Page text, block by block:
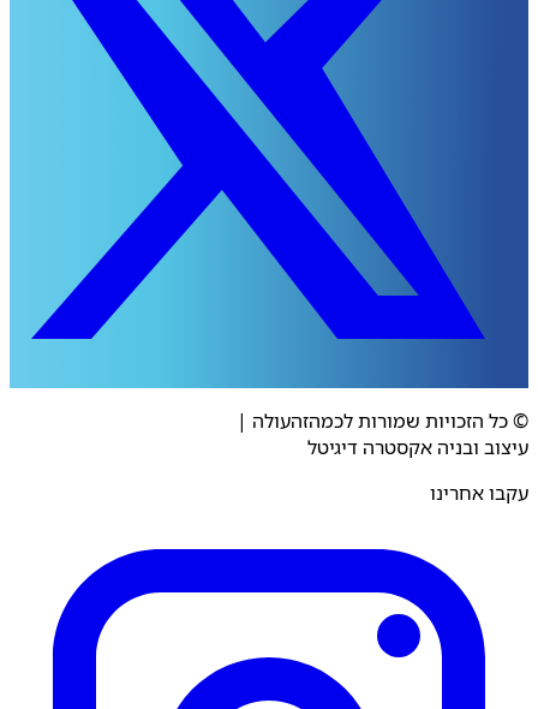
© כל הזכויות שמורות לכמהזהעולה |
עיצוב ובניה אקסטרה דיגיטל
עקבו אחרינו